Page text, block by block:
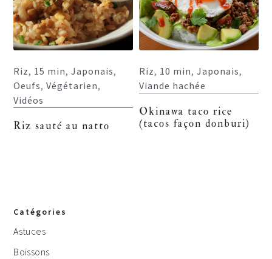
Riz, 15 min,Japonais,
Oeufs,Végétarien,
Vidéos
Riz sauté au natto
Riz, 10 min,Japonais,
Viande hachée
Okinawa taco rice
(tacos façon donburi)
Catégories
Astuces
Boissons